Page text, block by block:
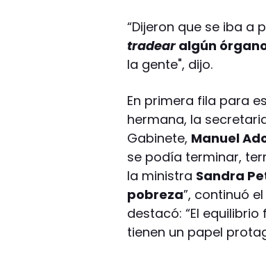
“Dijeron que se iba a
tradearalgún
la gente", dijo.
En primera fila para
hermana, la
Gabinete, Manuel
se podía terminar,
la ministra Sandra
pobreza”, continuó
destacó: “El
tienen un papel